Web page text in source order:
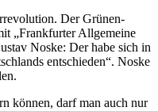
Der Grünen-
„Frankfurter Allgemeine
Noske: Der habe sich in
entschieden“. Noske
können, darf man auch nur